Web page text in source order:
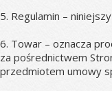
5. Regulamin –
6. Towar – oznacza
za pośrednictwem
przedmiotem umowy